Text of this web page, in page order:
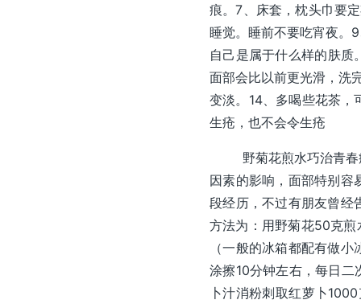
痕。7、床套，枕头巾要
睡觉。睡前不要吃宵夜。
自己是属于什么样的肤质
面部会比以前更光滑，洗
变淡。14、多喝些花茶，
生疮，也不会令生疮
野菊花煎水巧治青春痘
因素的影响，面部特别容
段经历，不过有朋友曾经
方法为：用野菊花50克
（一般的冰箱都配有做
涂擦10分钟左右，每日二
卜汁消粉刺取红萝卜